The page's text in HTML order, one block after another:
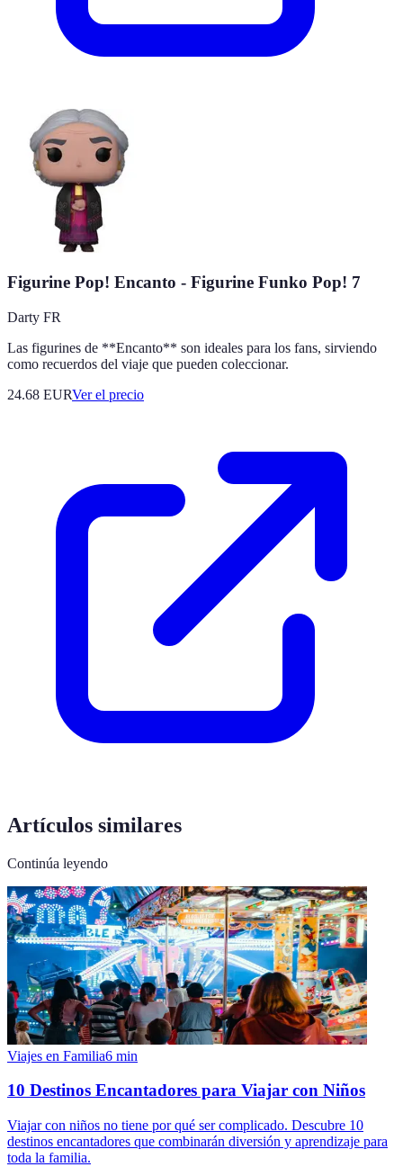
Figurine Pop! Encanto - Figurine Funko Pop! 7
Darty FR
Las figurines de **Encanto** son ideales para los fans, sirviendo
como recuerdos del viaje que pueden coleccionar.
24.68 EURVer el precio
Artículos similares
Continúa leyendo
Viajes en Familia6 min
10 Destinos Encantadores para Viajar con Niños
Viajar con niños no tiene por qué ser complicado. Descubre 10
destinos encantadores que combinarán diversión y aprendizaje para
toda la familia.